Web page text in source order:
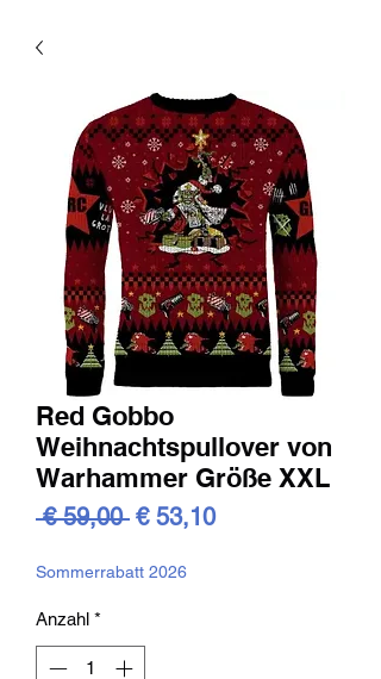
Red Gobbo
Weihnachtspullover von
Warhammer Größe XXL
€ 59,00 Standardpreis
€ 53,10Sale-
Sommerrabatt 2026
Anzahl *